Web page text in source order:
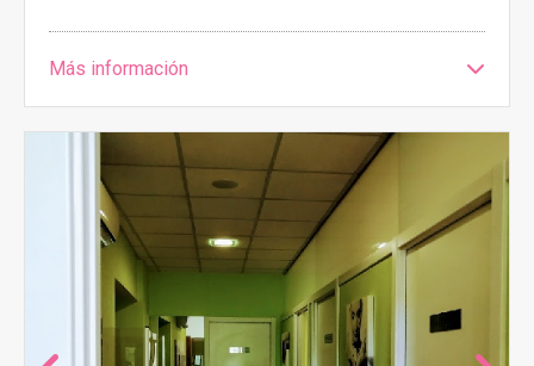
Más información